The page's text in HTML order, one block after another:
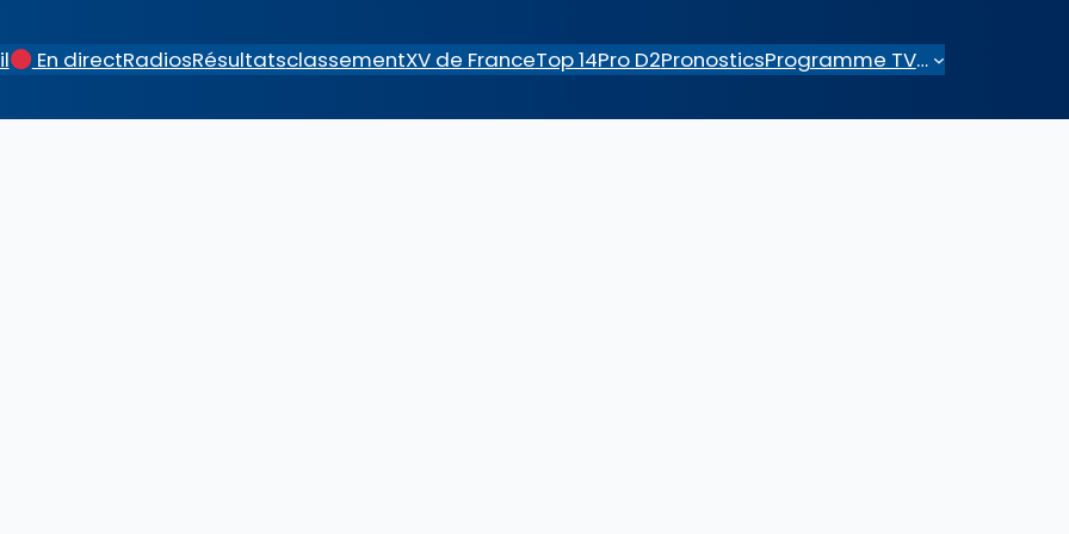
En directRadiosRésultatsclassementXV de FranceTop 14Pro D2PronosticsProgramme TV…